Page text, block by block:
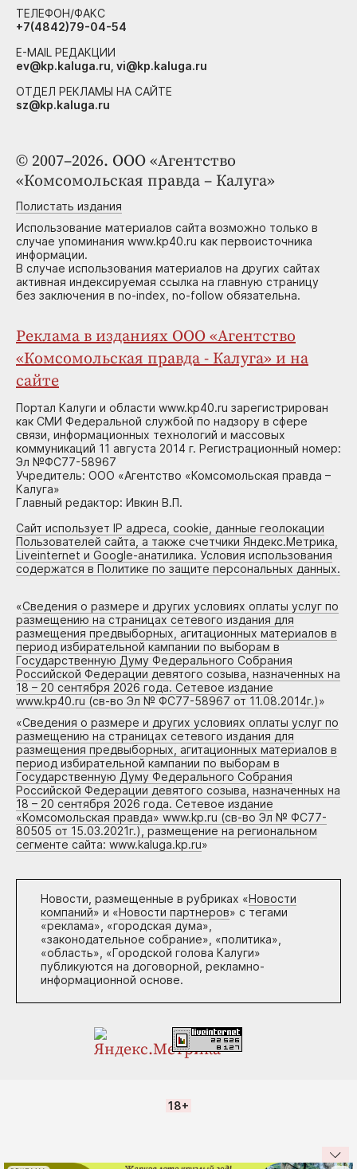
© 2007–2026. ООО «Агентство
«Комсомольская правда – Калуга»
Полистать издания
Использование материалов сайта возможно только в
случае упоминания www.kp40.ru как первоисточника
информации.
В случае использования материалов на других сайтах
активная индексируемая ссылка на главную страницу
без заключения в no-index, no-follow обязательна.
Реклама в изданиях ООО «Агентство
«Комсомольская правда - Калуга» и на
сайте
Портал Калуги и области www.kp40.ru зарегистрирован
как СМИ Федеральной службой по надзору в сфере
связи, информационных технологий и массовых
коммуникаций 11 августа 2014 г. Регистрационный номер:
Эл №ФС77-58967
Учредитель: ООО «Агентство «Комсомольская правда –
Калуга»
Главный редактор: Ивкин В.П.
Сайт использует IP адреса, cookie, данные геолокации
Пользователей сайта, а также счетчики Яндекс.Метрика,
Liveinternet и Google-анатилика. Условия использования
содержатся в Политике по защите персональных данных.
«Сведения о размере и других условиях оплаты услуг по
размещению на страницах сетевого издания для
размещения предвыборных, агитационных материалов в
период избирательной кампании по выборам в
Государственную Думу Федерального Собрания
Российской Федерации девятого созыва, назначенных на
18 – 20 сентября 2026 года. Сетевое издание
www.kp40.ru (св-во Эл № ФС77-58967 от 11.08.2014г.)»
«Сведения о размере и других условиях оплаты услуг по
размещению на страницах сетевого издания для
размещения предвыборных, агитационных материалов в
период избирательной кампании по выборам в
Государственную Думу Федерального Собрания
Российской Федерации девятого созыва, назначенных на
18 – 20 сентября 2026 года. Сетевое издание
«Комсомольская правда» www.kp.ru (св-во Эл № ФС77-
80505 от 15.03.2021г.), размещение на региональном
сегменте сайта: www.kaluga.kp.ru»
Новости, размещенные в рубриках «Новости
компаний» и «Новости партнеров» с тегами
«реклама», «городская дума»,
«законодательное собрание», «политика»,
«область», «Городской голова Калуги»
публикуются на договорной, рекламно-
информационной основе.
ТЕЛЕФОН/ФАКС
+7(4842)79-04-54
E-MAIL РЕДАКЦИИ
ev@kp.kaluga.ru, vi@kp.kaluga.ru
ОТДЕЛ РЕКЛАМЫ НА САЙТЕ
sz@kp.kaluga.ru
18+